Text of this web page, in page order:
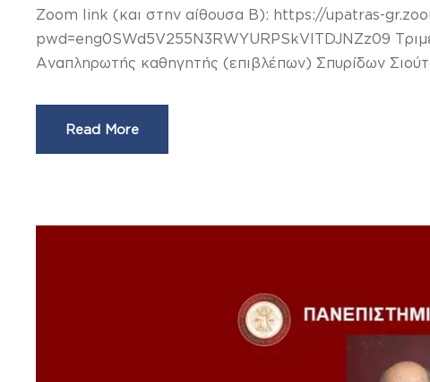
Zoom link (και στην αίθουσα Β): https://upatras-
pwd=eng0SWd5V255N3RWYURPSkVlTDJNZz09
Αναπληρωτής καθηγητής (επιβλέπων) Σπυρίδων
Read More